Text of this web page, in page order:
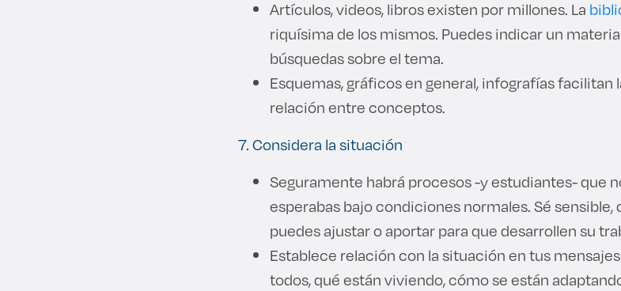
Artículos, videos, libros existen por millones. La
riquísima de los mismos. Puedes indicar un
búsquedas sobre el tema.
Esquemas, gráficos en general, infografías
relación entre conceptos.
7. Considera la situación
Seguramente habrá procesos -y estudiantes- que
esperabas bajo condiciones normales. Sé
puedes ajustar o aportar para que desarrollen su
Establece relación con la situación en tus
todos, qué están viviendo, cómo se están